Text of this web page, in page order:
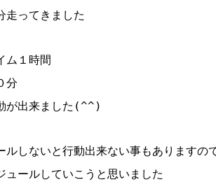
走ってきました
ム１時間
分
が出来ました(^^)
ルしないと行動出来ない事もありますの
ュールしていこうと思いました